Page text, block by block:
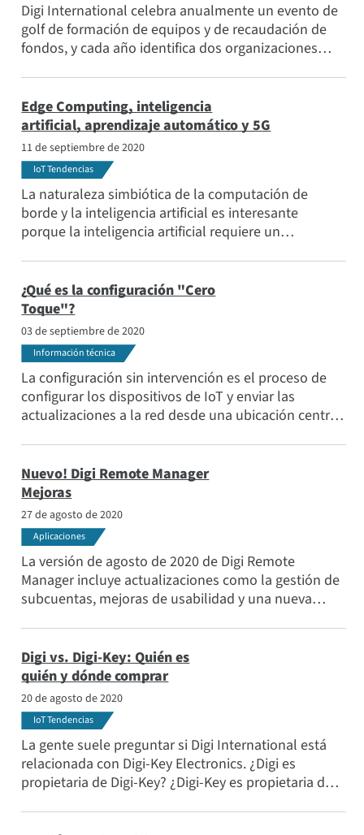
Digi International celebra anualmente un evento de
golf de formación de equipos y de recaudación de
fondos, y cada año identifica dos organizaciones
19, Digi encontró la manera de celebrar el evento de
forma segura y recaudó una cantidad récord para
dos organizaciones comunitarias.
Edge Computing, inteligencia
artificial, aprendizaje automático y 5G
11 de septiembre de 2020
IoT Tendencias
La naturaleza simbiótica de la computación de
borde y la inteligencia artificial es interesante
porque la inteligencia artificial requiere un
mientras tanto, la IA permite un mayor rendimiento
de los recursos informáticos en el borde.
¿Qué es la configuración "Cero
Toque"?
03 de septiembre de 2020
Información técnica
La configuración sin intervención es el proceso de
configurar los dispositivos de IoT y enviar las
actualizaciones a la red desde una ubicación central.
dispositivos de forma remota.
Nuevo! Digi Remote Manager
Mejoras
27 de agosto de 2020
Aplicaciones
La versión de agosto de 2020 de Digi Remote
Manager incluye actualizaciones como la gestión de
subcuentas, mejoras de usabilidad y una nueva
APIs y funcionalidades de UI. También estamos
creando módulos de formación centrados en la
usabilidad de Digi Remote Manager.
Digi vs. Digi-Key: Quién es
quién y dónde comprar
20 de agosto de 2020
IoT Tendencias
La gente suele preguntar si Digi International está
relacionada con Digi-Key Electronics. ¿Digi es
propietaria de Digi-Key? ¿Digi-Key es propietaria de